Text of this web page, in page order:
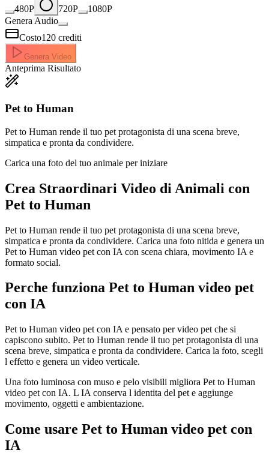
480P
720P
1080P
Genera Audio
Costo120 crediti
Genera Video
Anteprima Risultato
Pet to Human
Pet to Human rende il tuo pet protagonista di una scena breve,
simpatica e pronta da condividere.
Carica una foto del tuo animale per iniziare
Crea Straordinari Video di Animali con
Pet to Human
Pet to Human rende il tuo pet protagonista di una scena breve,
simpatica e pronta da condividere. Carica una foto nitida e genera un
Pet to Human video pet con IA con scena chiara, movimento IA e
formato social.
Perche funziona Pet to Human video pet
con IA
Pet to Human video pet con IA e pensato per video pet che si
capiscono subito. Pet to Human rende il tuo pet protagonista di una
scena breve, simpatica e pronta da condividere. Carica la foto, scegli
l effetto e genera un video verticale.
Una foto luminosa con muso e pelo visibili migliora Pet to Human
video pet con IA. L IA conserva l identita del pet e aggiunge
movimento, oggetti e ambientazione.
Come usare Pet to Human video pet con
IA